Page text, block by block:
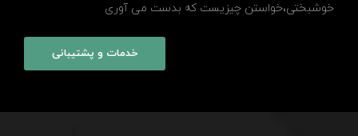
خوشبختی،خواستن چیزیست که بدست می آوری
خدمات و پشتیبانی